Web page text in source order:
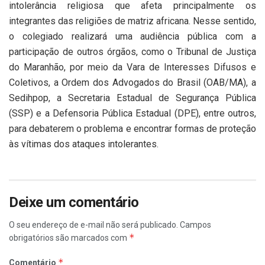
intolerância religiosa que afeta principalmente os
integrantes das religiões de matriz africana. Nesse sentido,
o colegiado realizará uma audiência pública com a
participação de outros órgãos, como o Tribunal de Justiça
do Maranhão, por meio da Vara de Interesses Difusos e
Coletivos, a Ordem dos Advogados do Brasil (OAB/MA), a
Sedihpop, a Secretaria Estadual de Segurança Pública
(SSP) e a Defensoria Pública Estadual (DPE), entre outros,
para debaterem o problema e encontrar formas de proteção
às vítimas dos ataques intolerantes.
Deixe um comentário
O seu endereço de e-mail não será publicado. Campos
obrigatórios são marcados com *
Comentário *